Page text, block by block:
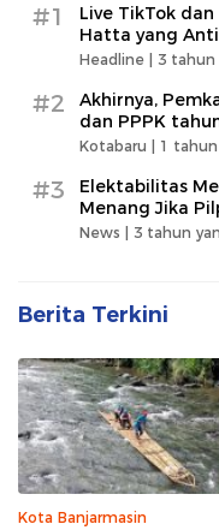
#1
Live TikTok
Hatta yang
Headline | 3 tahun
#2
Akhirnya,
dan PPPK
Kotabaru | 1
#3
Elektabilitas
Menang Jika
News | 3 tahun
Berita Terkini
Kota Banjarmasin